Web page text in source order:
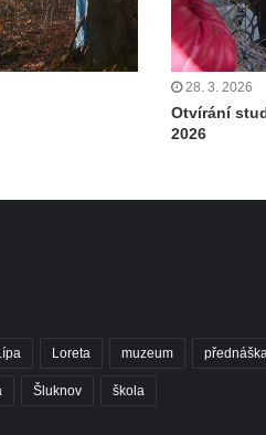
28. 3. 2026
Otvírání
2026
Loreta muzeum
Šluknov škola